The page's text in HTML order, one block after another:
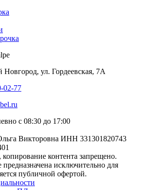
ул. Гордеевская, 7А
02-77
с 08:30 до 17:00
Викторовна ИНН 331301820743
контента запрещено.
исключительно для
публичной офертой.